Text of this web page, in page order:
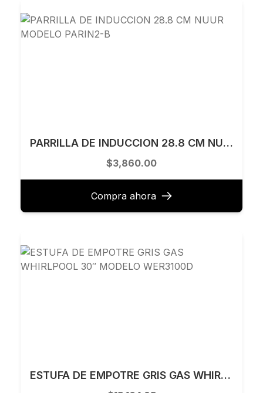
PARRILLA DE INDUCCION 28.8 CM NUUR MODELO PARIN2-B
$3,860.00
Compra ahora
ESTUFA DE EMPOTRE GRIS GAS WHIRLPOOL 30″ MODELO WER3100D